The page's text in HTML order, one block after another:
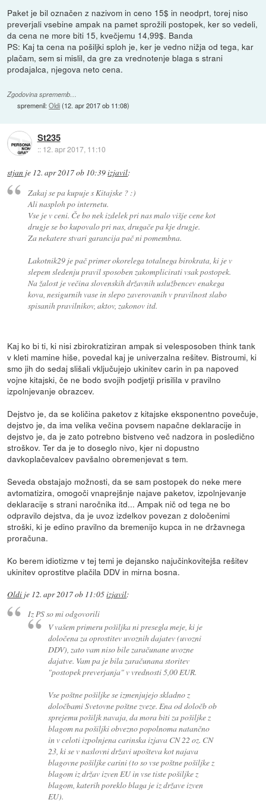
Paket je bil označen z nazivom in ceno 15$ in neodprt, torej niso
preverjali vsebine ampak na pamet sprožili postopek, ker so vedeli,
da cena ne more biti 15, kvečjemu 14,99$. Banda
PS: Kaj ta cena na pošiljki sploh je, ker je vedno nižja od tega, kar
plačam, sem si mislil, da gre za vrednotenje blaga s strani
prodajalca, njegova neto cena.
Zgodovina sprememb…
spremenil:Oldi(12. apr 2017 ob 11:08)
St235
:: 12. apr 2017, 11:10
stjan je 12. apr 2017 ob 10:39izjavil:
Zakaj se pa kupuje s Kitajske ? :)
Ali nasploh po internetu.
Vse je v ceni. Če bo nek izdelek pri nas malo višje cene kot
drugje se bo kupovalo pri nas, drugače pa kje drugje.
Za nekatere stvari garancija pač ni pomembna.
Lakotnik29 je pač primer okorelega totalnega birokrata, ki je v
slepem sledenju pravil sposoben zakomplicirati vsak postopek.
Na žalost je večina slovenskih državnih uslužbencev enakega
kova, nesigurnih vase in slepo zaverovanih v pravilnost slabo
spisanih pravilnikov, aktov, zakonov itd.
Kaj ko bi ti, ki nisi zbirokratiziran ampak si velesposoben think tank
v kleti mamine hiše, povedal kaj je univerzalna rešitev. Bistroumi, ki
smo jih do sedaj slišali vključujejo ukinitev carin in pa napoved
vojne kitajski, če ne bodo svojih podjetji prisilila v pravilno
izpolnjevanje obrazcev.
Dejstvo je, da se količina paketov z kitajske eksponentno povečuje,
dejstvo je, da ima velika večina povsem napačne deklaracije in
dejstvo je, da je zato potrebno bistveno več nadzora in posledično
stroškov. Ter da je to doseglo nivo, kjer ni dopustno
davkoplačevalcev pavšalno obremenjevat s tem.
Seveda obstajajo možnosti, da se sam postopek do neke mere
avtomatizira, omogoči vnaprejšnje najave paketov, izpolnjevanje
deklaracije s strani naročnika itd... Ampak nič od tega ne bo
odpravilo dejstva, da je uvoz izdelkov povezan z določenimi
stroški, ki je edino pravilno da bremenijo kupca in ne državnega
proračuna.
Ko berem idiotizme v tej temi je dejansko najučinkovitejša rešitev
ukinitev oprostitve plačila DDV in mirna bosna.
Oldi je 12. apr 2017 ob 11:05izjavil:
Iz PS so mi odgovorili
V vašem primeru pošiljka ni presegla meje, ki je
določena za oprostitev uvoznih dajatev (uvozni
DDV), zato vam niso bile zaračunane uvozne
dajatve. Vam pa je bila zaračunana storitev
"postopek preverjanja" v vrednosti 5,00 EUR.
Vse poštne pošiljke se izmenjujejo skladno z
določbami Svetovne poštne zveze. Ena od določb ob
sprejemu pošiljk navaja, da mora biti za pošiljke z
blagom na pošiljki obvezno popolnoma natančno
in v celoti izpolnjena carinska izjava CN 22 oz. CN
23, ki se v naslovni državi upošteva kot najava
blagovne pošiljke carini (to so vse poštne pošiljke z
blagom iz držav izven EU in vse tiste pošiljke z
blagom, katerih poreklo blaga je iz države izven
EU).